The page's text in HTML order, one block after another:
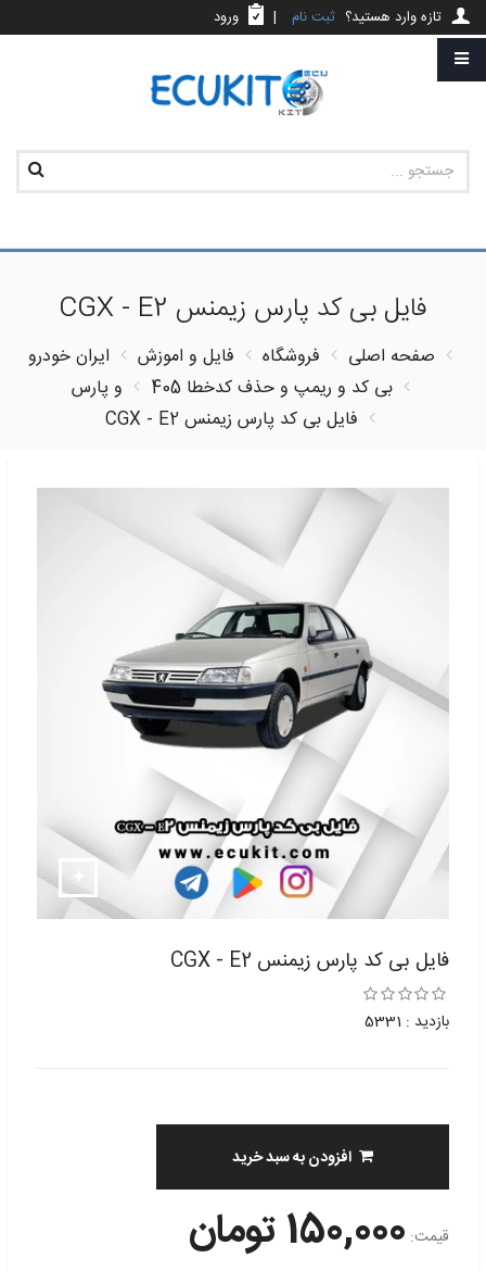
تازه وارد هستید؟ ثبت نام | ورود
فایل بی کد پارس زیمنس CGX - E2
صفحه اصلی فروشگاه فایل و اموزش
ایران خودرو
بی کد و ریمپ و حذف کدخطا 405 و پارس
فایل بی کد پارس زیمنس CGX - E2
فایل بی کد پارس زیمنس CGX - E2
بازدید : 5331
افزودن به سبد خرید
قیمت: 150,000 تومان